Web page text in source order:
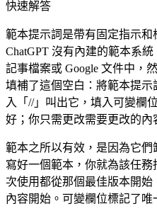
快速解答
範本提示詞是帶有固定指示和
ChatGPT 沒有內建的範本系
記事檔案或 Google 文件中，
填補了這個空白：將範本提
入「//」叫出它，填入可變欄
好；你只需更改需要更改的內
範本之所以有效，是因為它
寫好一個範本，你就為該任
次使用都從那個最佳版本開
內容開始。可變欄位標記了唯